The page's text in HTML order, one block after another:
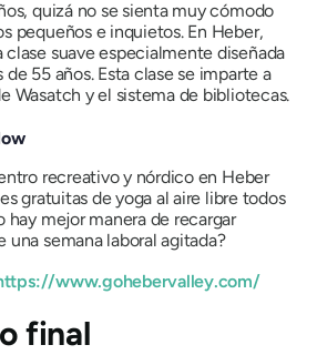
quizá no se sienta muy cómodo
pequeños e inquietos. En Heber,
suave especialmente diseñada
de 55 años. Esta clase se imparte a
Wasatch y el sistema de bibliotecas.
recreativo y nórdico en Heber
gratuitas de yoga al aire libre todos
hay mejor manera de recargar
una semana laboral agitada?
www.gohebervalley.com/
final